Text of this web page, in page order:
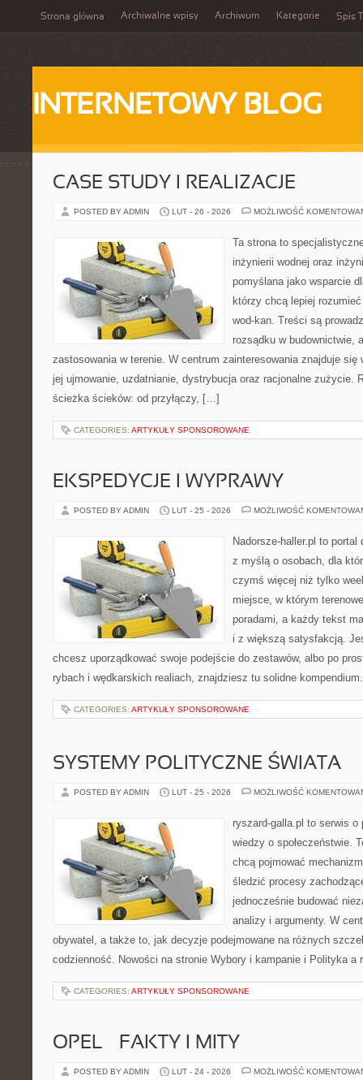
Strona główna Archiwalne wpisy Archiwum Kategorie Spis
INTERNETOWY BLOG
CASE STUDY I REALIZACJE
POSTED BY ADMIN LUT - 26 - 2026 MOŻLIWOŚĆ
Ta strona to
inżynierii wodnej oraz
pomyślana jako wsparcie
którzy chcą lepiej
wod-kan. Treści są
rozsądku w budownictwie,
zastosowania w terenie. W centrum zainteresowania znajduje się
jej ujmowanie, uzdatnianie, dystrybucja oraz racjonalne zużycie.
ścieżka ścieków: od przyłączy, […]
CATEGORIES: ARTYKUŁY SPONSOROWANE
EKSPEDYCJE I WYPRAWY
POSTED BY ADMIN LUT - 25 - 2026 MOŻLIWOŚĆ
Nadorsze-haller.pl to portal
z myślą o osobach, dla
czymś więcej niż tylko
miejsce, w którym
poradami, a każdy tekst
i z większą satysfakcją.
chcesz uporządkować swoje podejście do zestawów, albo po
rybach i wędkarskich realiach, znajdziesz tu solidne
CATEGORIES: ARTYKUŁY SPONSOROWANE
SYSTEMY POLITYCZNE ŚWIATA
POSTED BY ADMIN LUT - 25 - 2026 MOŻLIWOŚĆ
ryszard-galla.pl to serwis
wiedzy o społeczeństwie.
chcą pojmować
śledzić procesy
jednocześnie budować
analizy i argumenty. W
obywatel, a także to, jak decyzje podejmowane na różnych
codzienność. Nowości na stronie Wybory i kampanie i Polityka
CATEGORIES: ARTYKUŁY SPONSOROWANE
OPEL – FAKTY I MITY
POSTED BY ADMIN LUT - 24 - 2026 MOŻLIWOŚĆ